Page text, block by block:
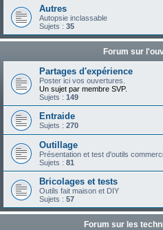
Autres
Autopsie inclassable
Sujets : 35
Forum sur
Partages d'expérience
Poster ici vos ouvertures.
Un sujet par membre SVP.
Sujets : 149
Entraide
Sujets : 270
Outillage
Présentation et test d'outils
Sujets : 81
Bricolages et tests
Outils fait maison et DIY
Sujets : 57
Forum sur les